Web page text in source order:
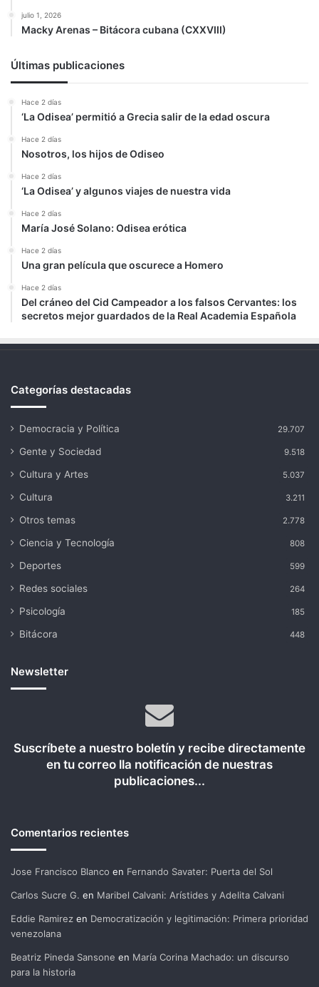
julio 1, 2026
Macky Arenas – Bitácora cubana (CXXVIII)
Últimas publicaciones
Hace 2 días
‘La Odisea’ permitió a Grecia salir de la edad oscura
Hace 2 días
Nosotros, los hijos de Odiseo
Hace 2 días
‘La Odisea’ y algunos viajes de nuestra vida
Hace 2 días
María José Solano: Odisea erótica
Hace 2 días
Una gran película que oscurece a Homero
Hace 2 días
Del cráneo del Cid Campeador a los falsos Cervantes: los
secretos mejor guardados de la Real Academia Española
Categorías destacadas
Democracia y Política 29.707
Gente y Sociedad 9.518
Cultura y Artes 5.037
Cultura 3.211
Otros temas 2.778
Ciencia y Tecnología 808
Deportes 599
Redes sociales 264
Psicología 185
Bitácora 448
Newsletter
Suscríbete a nuestro boletín y recibe directamente
en tu correo lla notificación de nuestras
publicaciones...
Comentarios recientes
Jose Francisco Blanco en Fernando Savater: Puerta del Sol
Carlos Sucre G. en Maribel Calvani: Arístides y Adelita Calvani
Eddie Ramirez en Democratización y legitimación: Primera prioridad
venezolana
Beatriz Pineda Sansone en María Corina Machado: un discurso
para la historia